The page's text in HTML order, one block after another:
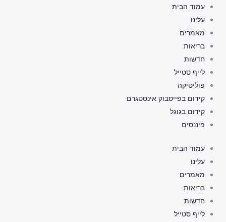
דילוג
לתוכן
עמוד הבית
עלינו
מאמרים
בריאות
חדשות
לייף סטייל
פוליטיקה
קידום בפייסבוק אינסטגרם
קידום בגוגל
פיננסים
עמוד הבית
עלינו
מאמרים
בריאות
חדשות
לייף סטייל